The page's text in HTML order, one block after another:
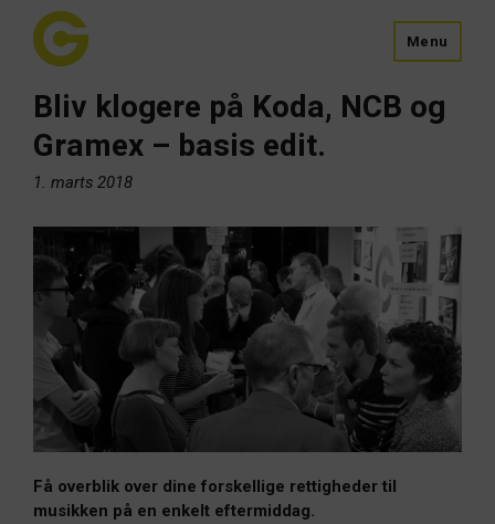
Menu
Bliv klogere på Koda, NCB og
Gramex – basis edit.
1. marts 2018
Få overblik over dine forskellige rettigheder til
musikken på en enkelt eftermiddag.